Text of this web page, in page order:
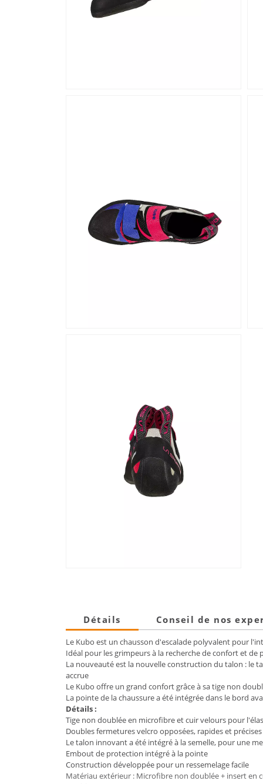
Détails Conseil de nos
Le Kubo est un chausson d'escalade polyvalent pour
Idéal pour les grimpeurs à la recherche de confort et de
La nouveauté est la nouvelle construction du talon : le
accrue
Le Kubo offre un grand confort grâce à sa tige non
La pointe de la chaussure a été intégrée dans le bord
Détails :
Tige non doublée en microfibre et cuir velours pour
Doubles fermetures velcro opposées, rapides et précises
Le talon innovant a été intégré à la semelle, pour une
Embout de protection intégré à la pointe
Construction développée pour un ressemelage facile
Matériau extérieur : Microfibre non doublée + insert en